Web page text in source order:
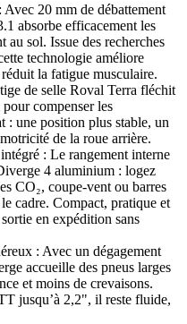
20 mm de débattement
absorbe efficacement les
au sol. Issue des recherches
technologie améliore
la fatigue musculaire.
de selle Roval Terra fléchit
compenser les
: une position plus stable, un
de la roue arrière.
: Le rangement interne
4 aluminium : logez
CO₂, coupe-vent ou barres
cadre. Compact, pratique et
en expédition sans
: Avec un dégagement
accueille des pneus larges
et moins de crevaisons.
jusqu’à 2,2", il reste fluide,